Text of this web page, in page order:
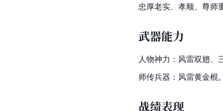
忠厚老实、孝顺、尊师
武器能力
人物神力：风雷双翅、
师传兵器：风雷黄金棍
战绩表现